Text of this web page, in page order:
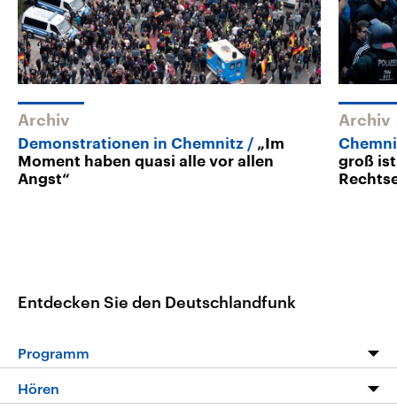
Archiv
Demonstrationen in Chemnitz
„Im
Moment haben quasi alle vor allen
Angst“
Archiv
groß
Entdecken Sie den Deutschlandfunk
Programm
Programm
Hören